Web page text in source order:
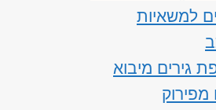
למשאיות
גירים מיבוא
מפירוק